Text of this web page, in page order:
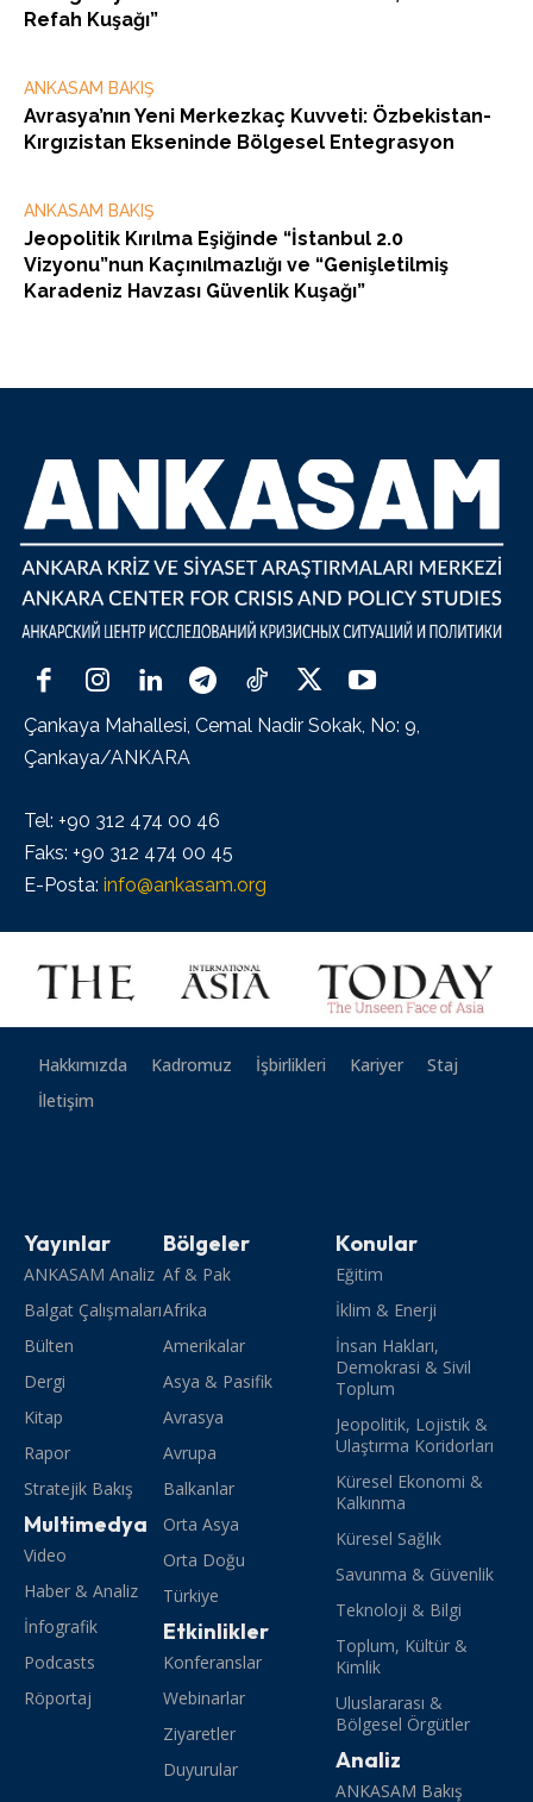
Refah Kuşağı”
ANKASAM BAKIŞ
Avrasya’nın Yeni Merkezkaç Kuvveti: Özbekistan-
Kırgızistan Ekseninde Bölgesel Entegrasyon
ANKASAM BAKIŞ
Jeopolitik Kırılma Eşiğinde “İstanbul 2.0
Vizyonu”nun Kaçınılmazlığı ve “Genişletilmiş
Karadeniz Havzası Güvenlik Kuşağı”
Çankaya Mahallesi, Cemal Nadir Sokak, No: 9,
Çankaya/ANKARA
Tel: +90 312 474 00 46
Faks: +90 312 474 00 45
E-Posta: info@ankasam.org
Hakkımızda Kadromuz İşbirlikleri Kariyer
Staj
İletişim
Yayınlar
ANKASAM Analiz
Balgat Çalışmaları
Bülten
Dergi
Kitap
Rapor
Stratejik Bakış
Multimedya
Video
Haber & Analiz
İnfografik
Podcasts
Röportaj
Bölgeler
Af & Pak
Afrika
Amerikalar
Asya & Pasifik
Avrasya
Avrupa
Balkanlar
Orta Asya
Orta Doğu
Türkiye
Etkinlikler
Konferanslar
Webinarlar
Ziyaretler
Duyurular
Konular
Eğitim
İklim & Enerji
İnsan Hakları,
Demokrasi & Sivil
Toplum
Jeopolitik, Lojistik &
Ulaştırma Koridorları
Küresel Ekonomi &
Kalkınma
Küresel Sağlık
Savunma & Güvenlik
Teknoloji & Bilgi
Toplum, Kültür &
Kimlik
Uluslararası &
Bölgesel Örgütler
Analiz
ANKASAM Bakış